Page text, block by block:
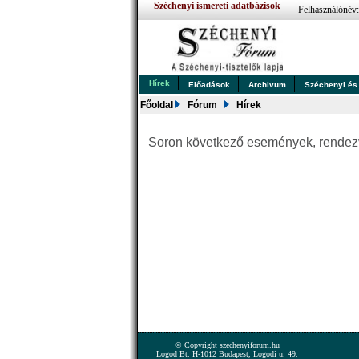
Széchenyi ismereti adatbázisok Felhasználónév:
Hírek Előadások Archivum Széchenyi és
Főoldal Fórum Hírek
Soron következő események,
© Copyright szechenyiforum.hu
Logod Bt. H-1012 Budapest, Logodi u. 49.